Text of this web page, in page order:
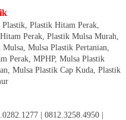
Plastik Hitam Perak,
Perak, Plastik Mulsa Murah,
Mulsa Plastik Pertanian,
Perak, MPHP, Mulsa Plastik
Mulsa Plastik Cap Kuda, Plastik
| 0812.3258.4950